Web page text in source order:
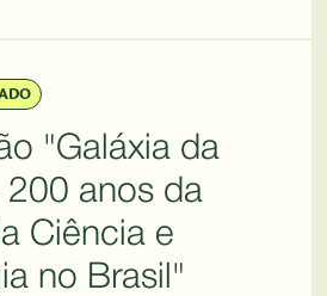
"Galáxia da
200 anos da
Ciência e
no Brasil"